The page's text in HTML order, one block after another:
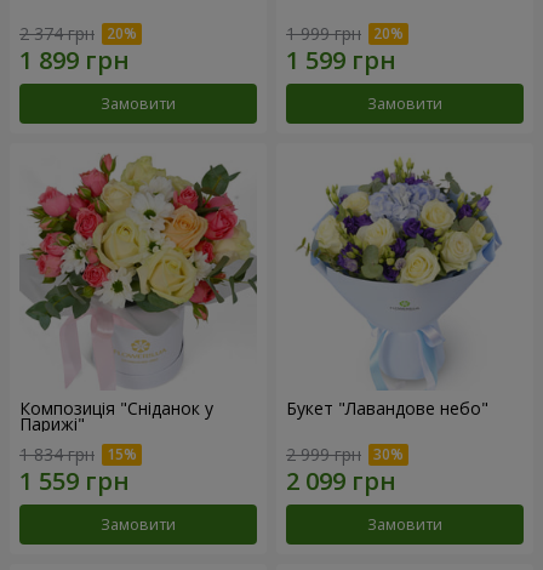
2 374 грн
Замовити
1 999 грн
Замовити
Композиція "Сніданок у
Парижі"
1 834 грн
Замовити
Букет "Лавандове небо"
2 999 грн
Замовити